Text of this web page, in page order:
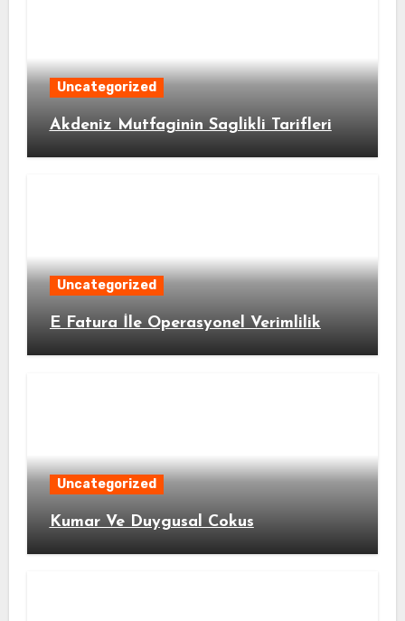
Uncategorized
Akdeniz Mutfaginin Saglikli Tarifleri
Uncategorized
E Fatura İle Operasyonel Verimlilik
Uncategorized
Kumar Ve Duygusal Cokus